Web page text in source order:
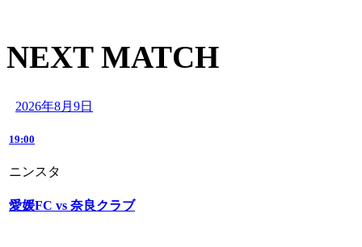
NEXT MATCH
2026年8月9日
19:00
ニンスタ
愛媛FC vs 奈良クラブ